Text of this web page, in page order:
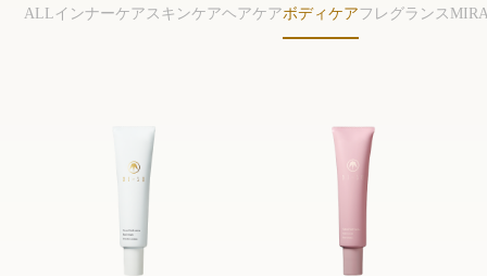
ALL インナーケアスキンケアヘアケアボディケアフレグランス